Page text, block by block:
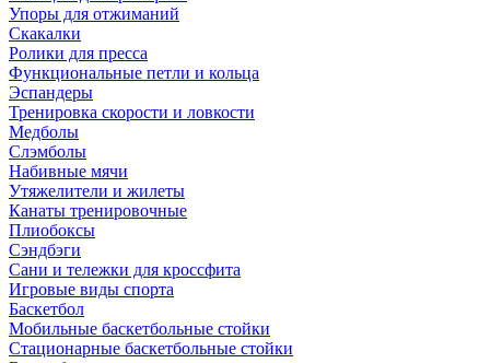
Упоры для отжиманий
Скакалки
Ролики для пресса
Функциональные петли и кольца
Эспандеры
Тренировка скорости и ловкости
Медболы
Слэмболы
Набивные мячи
Утяжелители и жилеты
Канаты тренировочные
Плиобоксы
Сэндбэги
Сани и тележки для кроссфита
Игровые виды спорта
Баскетбол
Мобильные баскетбольные стойки
Стационарные баскетбольные стойки